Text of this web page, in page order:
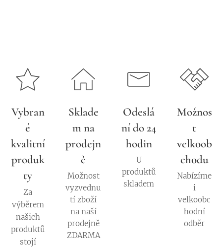
Vybran
é
kvalitní
produk
ty
Za
výběrem
našich
produktů
stojí
Sklade
m na
prodejn
ě
Možnost
vyzvednu
tí zboží
na naší
prodejně
ZDARMA
Odeslá
ní do 24
hodin
U
produktů
skladem
Možnos
t
velkoob
chodu
Nabízíme
i
velkoobc
hodní
odběr